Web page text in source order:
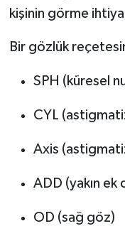
kişinin görme
Bir gözlük
SPH (küresel
CYL
Axis
ADD (yakın ek
OD (sağ göz)